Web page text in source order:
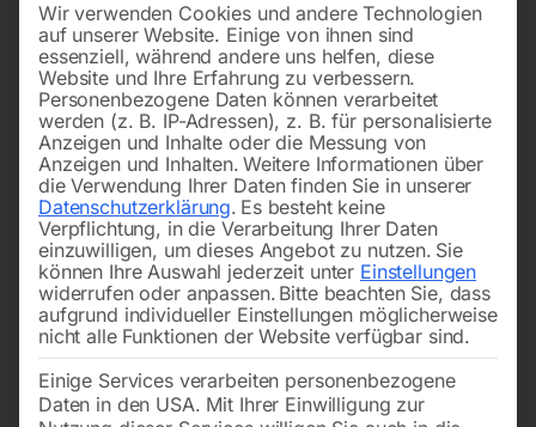
Wir verwenden Cookies und andere Technologien
auf unserer Website. Einige von ihnen sind
essenziell, während andere uns helfen, diese
Website und Ihre Erfahrung zu verbessern.
Personenbezogene Daten können verarbeitet
werden (z. B. IP-Adressen), z. B. für personalisierte
Anzeigen und Inhalte oder die Messung von
Anzeigen und Inhalten. Weitere Informationen über
die Verwendung Ihrer Daten finden Sie in unserer
Datenschutzerklärung. Es besteht keine
Verpflichtung, in die Verarbeitung Ihrer Daten
einzuwilligen, um dieses Angebot zu nutzen. Sie
können Ihre Auswahl jederzeit unter Einstellungen
widerrufen oder anpassen. Bitte beachten Sie, dass
aufgrund individueller Einstellungen möglicherweise
nicht alle Funktionen der Website verfügbar sind.
Einige Services verarbeiten personenbezogene
Daten in den USA. Mit Ihrer Einwilligung zur